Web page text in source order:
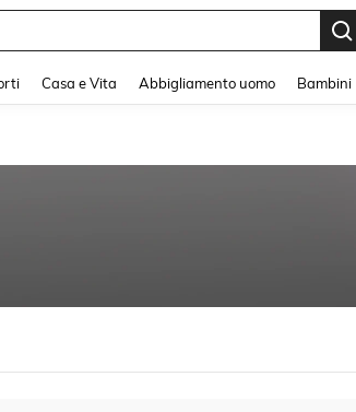
Casa e Vita Abbigliamento uomo Bambini